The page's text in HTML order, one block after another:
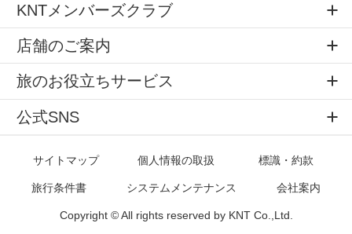
KNTメンバーズクラブ
店舗のご案内
旅のお役立ちサービス
公式SNS
サイトマップ 個人情報の取扱 標識・約款
旅行条件書 システムメンテナンス 会社案内
Copyright © All rights reserved by KNT Co.,Ltd.